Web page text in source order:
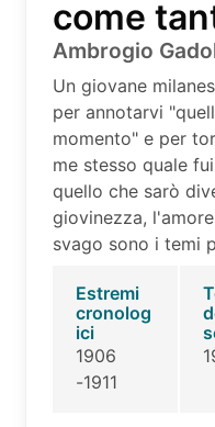
come
Ambrogio
Un giovane
per annotarvi
momento" e per
me stesso quale
quello che sarò
giovinezza,
svago sono i temi
Estremi
cronolog
ici
1906
-1911